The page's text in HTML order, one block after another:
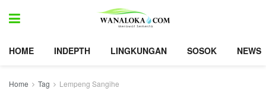
HOME INDEPTH LINGKUNGAN SOSOK NEWS
Home Tag Lempeng Sangihe